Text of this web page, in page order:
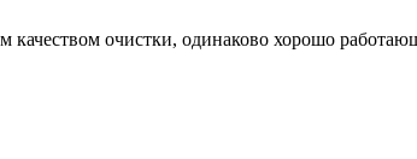
качеством очистки, одинаково хорошо